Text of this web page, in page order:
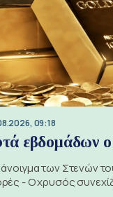
09:18
εβδομάδων ο
άνοιγμα των Στενών
- Ο χρυσός